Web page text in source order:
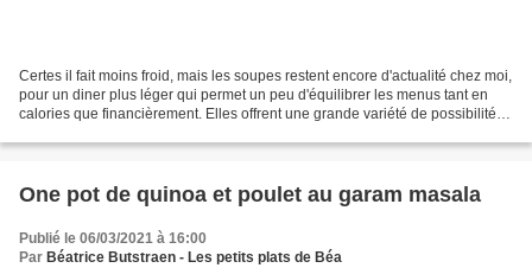
Certes il fait moins froid, mais les soupes restent encore d'actualité chez moi,
pour un diner plus léger qui permet un peu d'équilibrer les menus tant en
calories que financièrement. Elles offrent une grande variété de possibilité, il
One pot de quinoa et poulet au garam masala
Publié le 06/03/2021 à 16:00
Par Béatrice Butstraen - Les petits plats de Béa